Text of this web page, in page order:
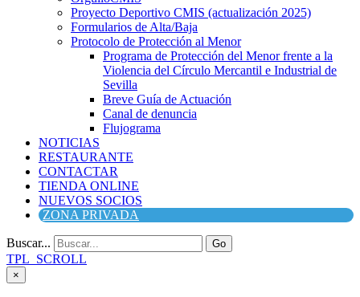
Proyecto Deportivo CMIS (actualización 2025)
Formularios de Alta/Baja
Protocolo de Protección al Menor
Programa de Protección del Menor frente a la
Violencia del Círculo Mercantil e Industrial de
Sevilla
Breve Guía de Actuación
Canal de denuncia
Flujograma
NOTICIAS
RESTAURANTE
CONTACTAR
TIENDA ONLINE
NUEVOS SOCIOS
ZONA PRIVADA
Buscar... Go
TPL_SCROLL
×